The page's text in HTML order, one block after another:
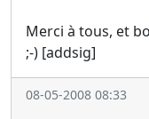
Merci à tous, et
;-) [addsig]
08-05-2008 08:33